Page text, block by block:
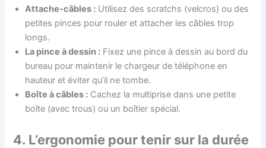
Attache-câbles : Utilisez des scratchs (velcros) ou des
petites pinces pour rouler et attacher les câbles trop
longs.
La pince à dessin : Fixez une pince à dessin au bord du
bureau pour maintenir le chargeur de téléphone en
hauteur et éviter qu’il ne tombe.
Boîte à câbles : Cachez la multiprise dans une petite
boîte (avec trous) ou un boîtier spécial.
4. L’ergonomie pour tenir sur la durée